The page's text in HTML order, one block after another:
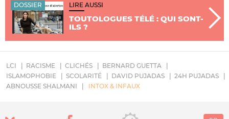
DOSSIER LIRE AUSSI
TOUTOLOGUES TÉLÉ : QUI SONT-
ILS ?
LCI RACISME CLICHÉS
BERNARD GUETTA
ISLAMOPHOBIE
SCOLARITÉ DAVID PUJADAS
24H PUJADAS
ABNOUSSE SHALMANI
INTOX & INFAUX